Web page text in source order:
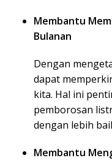
Membantu
Bulanan
Dengan
dapat
kita. Hal ini
pemborosan
dengan lebih
Membantu